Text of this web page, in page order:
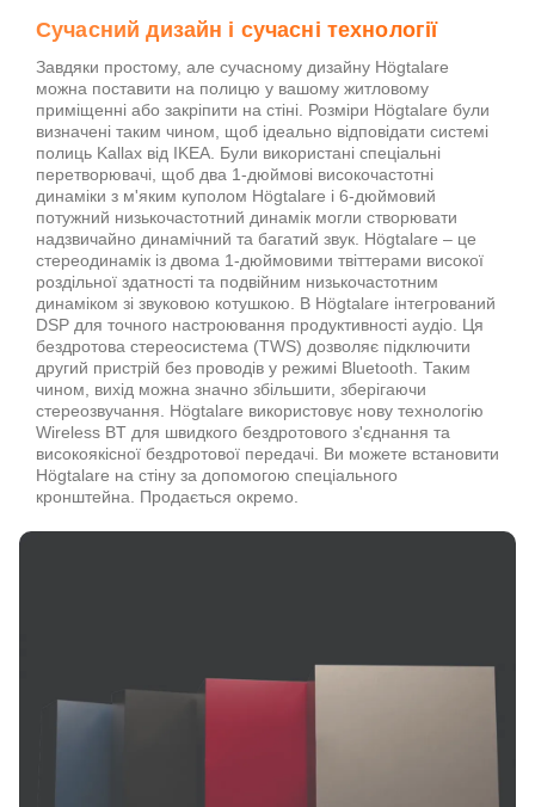
Сучасний дизайн і сучасні технології
Завдяки простому, але сучасному дизайну Högtalare
можна поставити на полицю у вашому житловому
приміщенні або закріпити на стіні. Розміри Högtalare були
визначені таким чином, щоб ідеально відповідати системі
полиць Kallax від IKEA. Були використані спеціальні
перетворювачі, щоб два 1-дюймові високочастотні
динаміки з м'яким куполом Högtalare і 6-дюймовий
потужний низькочастотний динамік могли створювати
надзвичайно динамічний та багатий звук. Högtalare – це
стереодинамік із двома 1-дюймовими твіттерами високої
роздільної здатності та подвійним низькочастотним
динаміком зі звуковою котушкою. В Högtalare інтегрований
DSP для точного настроювання продуктивності аудіо. Ця
бездротова стереосистема (TWS) дозволяє підключити
другий пристрій без проводів у режимі Bluetooth. Таким
чином, вихід можна значно збільшити, зберігаючи
стереозвучання. Högtalare використовує нову технологію
Wireless BT для швидкого бездротового з'єднання та
високоякісної бездротової передачі. Ви можете встановити
Högtalare на стіну за допомогою спеціального
кронштейна. Продається окремо.